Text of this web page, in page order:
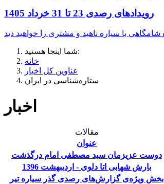
رویدادهای رصدی 23 تا 31 خرداد 1405
شما اینجا هستید:
خانه
عناوین کل اخبار
ستاره‌شناسی در ایران
اخبار
مقالات
عنوان
دوست عزیزمان سید مصطفی امام درگذشت
بارش شهابی اتا دلوی - اردیبهشت 1396
بخش ویژه‌ی گزارش‌های رصدی گذر سیاره تیر